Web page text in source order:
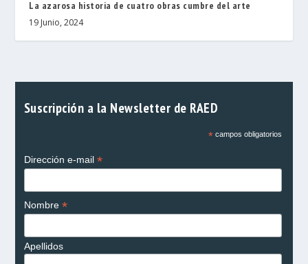
La azarosa historia de cuatro obras cumbre del arte
19 Junio, 2024
Suscripción a la Newsletter de RAED
*campos obligatorios
Dirección e-mail *
Nombre *
Apellidos